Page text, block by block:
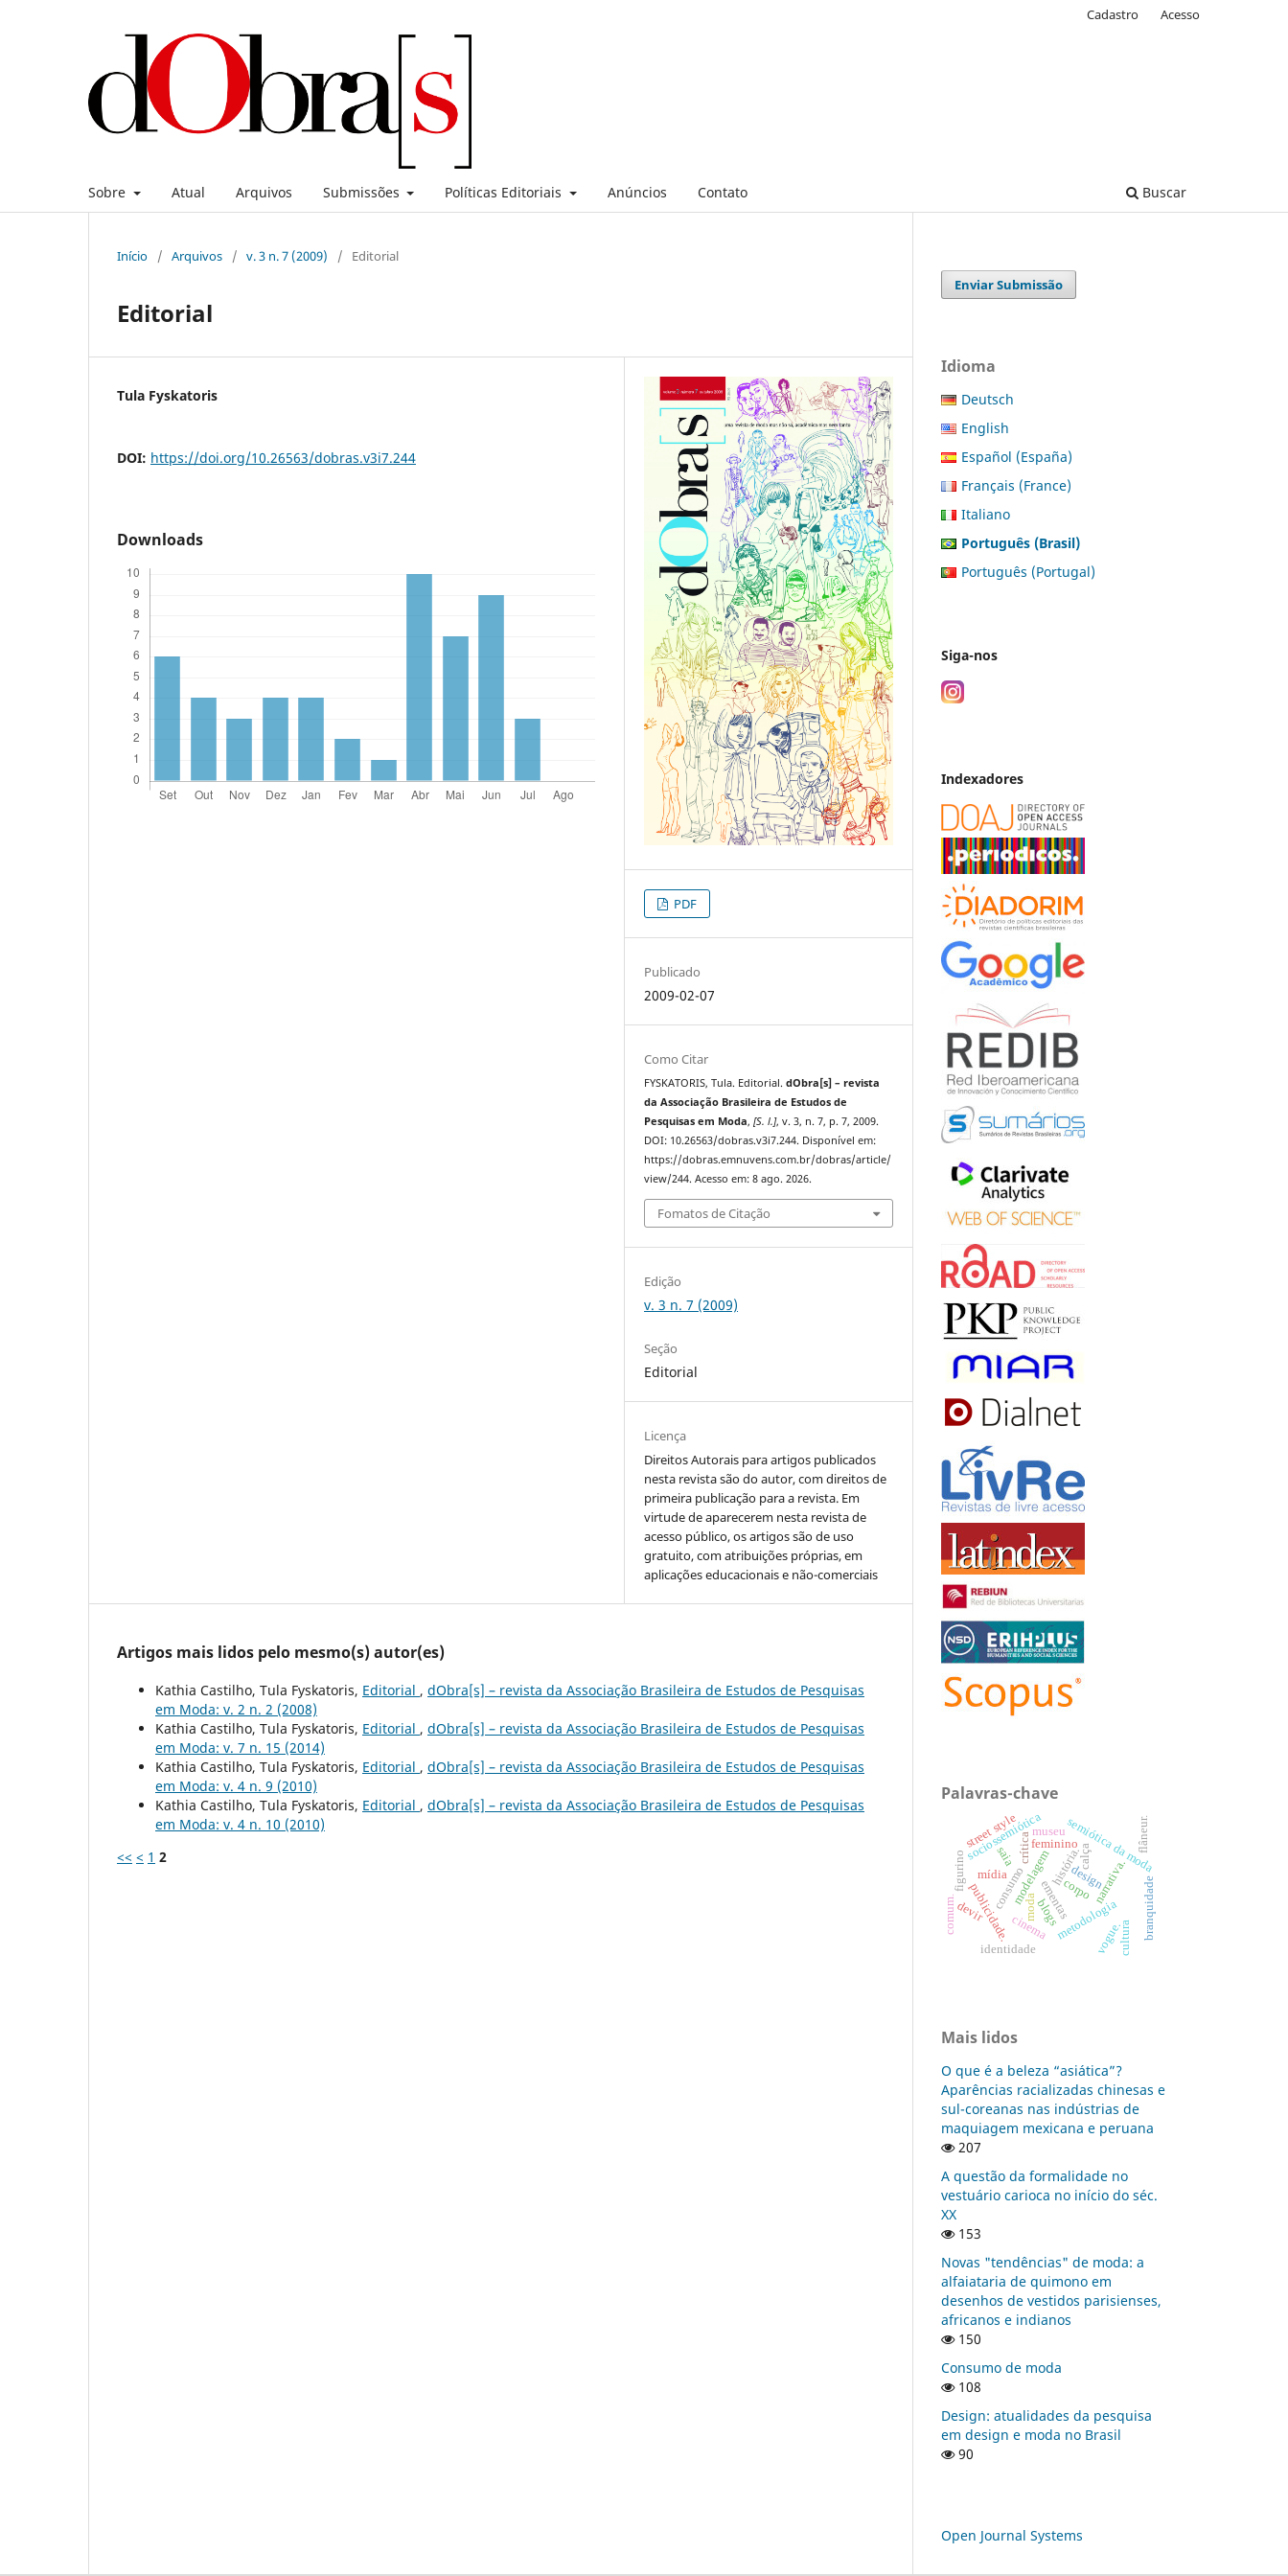
Sobre Atual Arquivos Submissões Políticas Editoriais Anúncios Contato Buscar
Cadastro Acesso
Início / Arquivos / v. 3 n. 7 (2009) / Editorial
Editorial
Tula Fyskatoris
DOI: https://doi.org/10.26563/dobras.v3i7.244
Downloads
PDF
Publicado
2009-02-07
Como Citar
FYSKATORIS, Tula. Editorial.dObra[s] – revista
da Associação Brasileira de Estudos de
Pesquisas em Moda,[S. l.], v. 3, n. 7, p. 7, 2009.
DOI: 10.26563/dobras.v3i7.244. Disponível em:
https://dobras.emnuvens.com.br/dobras/article/
view/244. Acesso em: 8 ago. 2026.
Fomatos de Citação
Edição
v. 3 n. 7 (2009)
Seção
Editorial
Licença
Direitos Autorais para artigos publicados
nesta revista são do autor, com direitos de
primeira publicação para a revista. Em
virtude de aparecerem nesta revista de
acesso público, os artigos são de uso
gratuito, com atribuições próprias, em
aplicações educacionais e não-comerciais
Artigos mais lidos pelo mesmo(s) autor(es)
Kathia Castilho, Tula Fyskatoris, Editorial , dObra[s] – revista da Associação Brasileira de Estudos de Pesquisas
em Moda: v. 2 n. 2 (2008)
Kathia Castilho, Tula Fyskatoris, Editorial , dObra[s] – revista da Associação Brasileira de Estudos de Pesquisas
em Moda: v. 7 n. 15 (2014)
Kathia Castilho, Tula Fyskatoris, Editorial , dObra[s] – revista da Associação Brasileira de Estudos de Pesquisas
em Moda: v. 4 n. 9 (2010)
Kathia Castilho, Tula Fyskatoris, Editorial , dObra[s] – revista da Associação Brasileira de Estudos de Pesquisas
em Moda: v. 4 n. 10 (2010)
<< < 1 2
Enviar Submissão
Idioma
Deutsch
English
Español (España)
Français (France)
Italiano
Português (Brasil)
Português (Portugal)
Siga-nos
Indexadores
Palavras-chave
ementas
moda
história.
consumo
cinema
narrativa.
saia calça
semiótica da moda
sociossemiótica
publicidade.
modelagem
metodologia
design
corpo branquidade
feminino
vogue.
mídia
blogs
street style flâneur.
cultura
devir
identidade
figurino
crítica
museu
comum.
Mais lidos
O que é a beleza “asiática”?
Aparências racializadas chinesas e
sul-coreanas nas indústrias de
maquiagem mexicana e peruana
207
A questão da formalidade no
vestuário carioca no início do séc.
XX
153
Novas "tendências" de moda: a
alfaiataria de quimono em
desenhos de vestidos parisienses,
africanos e indianos
150
Consumo de moda
108
Design: atualidades da pesquisa
em design e moda no Brasil
90
Open Journal Systems